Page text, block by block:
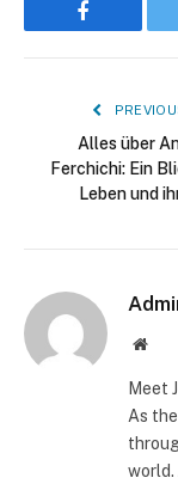
Facebook
Alles über
Ferchichi: Ein
Leben und
Meet
As
world.